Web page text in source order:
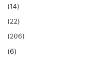
(14)
(22)
(206)
(6)